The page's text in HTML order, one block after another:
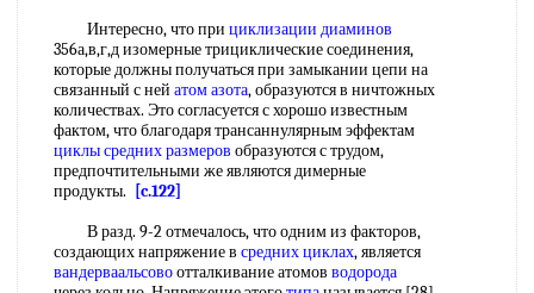
Интересно, что при циклизации диаминов
356а,в,г,д изомерные трициклические соединения,
которые должны получаться при замыкании цепи на
связанный с ней атом азота, образуются в ничтожных
количествах. Это согласуется с хорошо известным
фактом, что благодаря трансаннулярным эффектам
циклы средних размеров образуются с трудом,
предпочтительными же являются димерные
продукты.
[c.122]
В разд. 9-2 отмечалось, что одним из факторов,
создающих напряжение в средних циклах, является
вандерваальсовоотталкивание атомов водорода